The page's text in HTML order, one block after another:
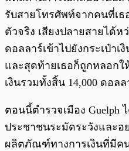
รับสายโทรศัพท์จากคนที่เธ
ตัวจริง เสียงปลายสายได้ห
ดอลลาร์เข้าไปยังกระเป๋าเ
และสุดท้ายเธอก็ถูกหลอกใ
เงินรวมทั้งสิ้น 14,000 ดอลล
ตอนนี้ตำรวจเมือง Guelph
ประชาชนระมัดระวังและอ
ผลิตภัณฑ์ทางการเงินที่มีคน